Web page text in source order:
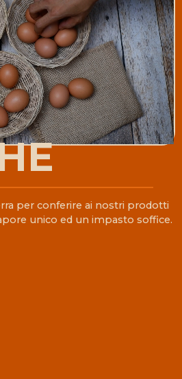
per conferire ai nostri prodotti
unico ed un impasto soffice.